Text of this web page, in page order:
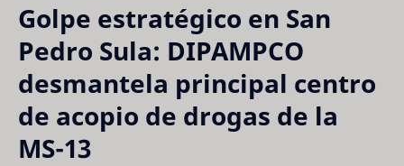
Golpe estratégico en San
Pedro Sula: DIPAMPCO
desmantela principal centro
de acopio de drogas de la
MS-13